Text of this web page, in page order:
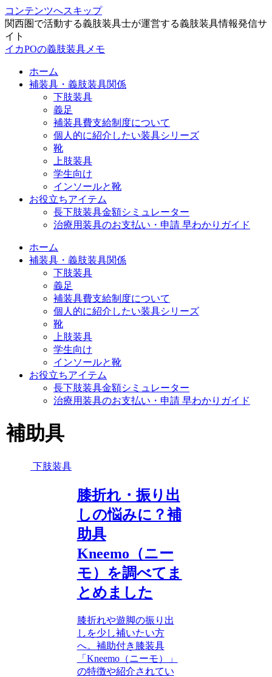
コンテンツへスキップ
関西圏で活動する義肢装具士が運営する義肢装具情報発信サ
イト
イカPOの義肢装具メモ
ホーム
補装具・義肢装具関係
下肢装具
義足
補装具費支給制度について
個人的に紹介したい装具シリーズ
靴
上肢装具
学生向け
インソールと靴
お役立ちアイテム
長下肢装具金額シミュレーター
治療用装具のお支払い・申請 早わかりガイド
ホーム
補装具・義肢装具関係
下肢装具
義足
補装具費支給制度について
個人的に紹介したい装具シリーズ
靴
上肢装具
学生向け
インソールと靴
お役立ちアイテム
長下肢装具金額シミュレーター
治療用装具のお支払い・申請 早わかりガイド
補助具
下肢装具
膝折れ・振り出
しの悩みに？補
助具
Kneemo（ニー
モ）を調べてま
とめました
膝折れや遊脚の振り出
しを少し補いたい方
へ。補助付き膝装具
「Kneemo（ニーモ）」
の特徴や紹介されてい